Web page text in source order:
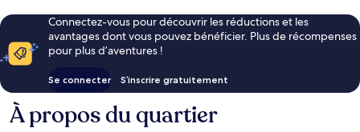
Connectez-vous pour découvrir les réductions et les
avantages dont vous pouvez bénéficier. Plus de récompenses
pour plus d’aventures !
Se connecter S’inscrire gratuitement
À propos du quartier